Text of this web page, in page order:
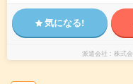
気になる!
派遣会社 株式